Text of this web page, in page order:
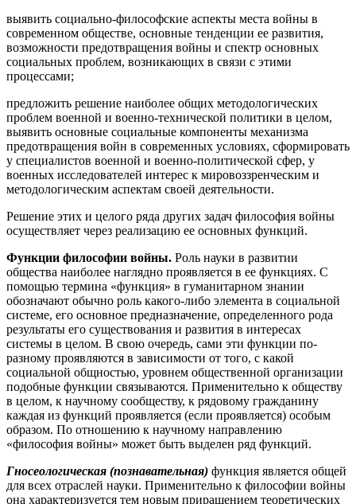
выявить социально-философские аспекты места войны в
современном обществе, основные тенденции ее развития,
возможности предотвращения войны и спектр основных
социальных проблем, возникающих в связи с этими
процессами;
предложить решение наиболее общих методологических
проблем военной и военно-технической политики в целом,
выявить основные социальные компоненты механизма
предотвращения войн в современных условиях, сформировать
у специалистов военной и военно-политической сфер, у
военных исследователей интерес к мировоззренческим и
методологическим аспектам своей деятельности.
Решение этих и целого ряда других задач философия войны
осуществляет через реализацию ее основных функций.
Функции философии войны. Роль науки в развитии
общества наиболее наглядно проявляется в ее функциях. С
помощью термина «функция» в гуманитарном знании
обозначают обычно роль какого-либо элемента в социальной
системе, его основное предназначение, определенного рода
результаты его существования и развития в интересах
системы в целом. В свою очередь, сами эти функции по-
разному проявляются в зависимости от того, с какой
социальной общностью, уровнем общественной организации
подобные функции связываются. Применительно к обществу
в целом, к научному сообществу, к рядовому гражданину
каждая из функций проявляется (если проявляется) особым
образом. По отношению к научному направлению
«философия войны» может быть выделен ряд функций.
Гносеологическая (познавательная) функция является общей
для всех отраслей науки. Применительно к философии войны
она характеризуется тем новым приращением теоретических